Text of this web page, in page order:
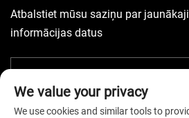
Atbalstiet mūsu saziņu par
informācijas datus
We value your privacy
We use cookies and similar tools to